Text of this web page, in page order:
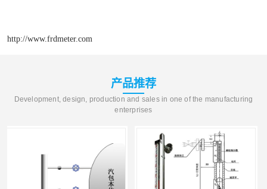
http://www.frdmeter.com
产品推荐
Development, design, production and sales in one of the manufacturing
enterprises